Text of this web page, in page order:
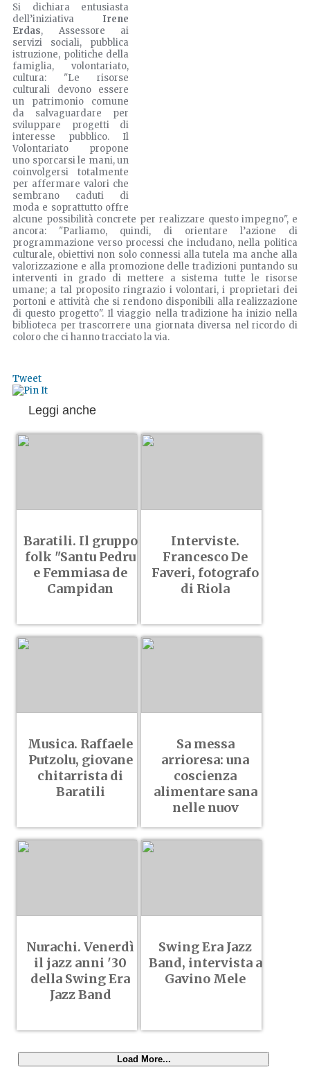
Si dichiara entusiasta
dell’iniziativa Irene
Erdas, Assessore ai
servizi sociali, pubblica
istruzione, politiche della
famiglia, volontariato,
cultura: "Le risorse
culturali devono essere
un patrimonio comune
da salvaguardare per
sviluppare progetti di
interesse pubblico. Il
Volontariato propone
uno sporcarsi le mani, un
coinvolgersi totalmente
per affermare valori che
sembrano caduti di
moda e soprattutto offre
alcune possibilità concrete per realizzare questo impegno", e
ancora: "Parliamo, quindi, di orientare l’azione di
programmazione verso processi che includano, nella politica
culturale, obiettivi non solo connessi alla tutela ma anche alla
valorizzazione e alla promozione delle tradizioni puntando su
interventi in grado di mettere a sistema tutte le risorse
umane; a tal proposito ringrazio i volontari, i proprietari dei
portoni e attività che si rendono disponibili alla realizzazione
di questo progetto". Il viaggio nella tradizione ha inizio nella
biblioteca per trascorrere una giornata diversa nel ricordo di
coloro che ci hanno tracciato la via.
Tweet
Leggi anche
Baratili. Il gruppo
folk "Santu Pedru
e Femmiasa de
Campidan
Interviste.
Francesco De
Faveri, fotografo
di Riola
Musica. Raffaele
Putzolu, giovane
chitarrista di
Baratili
Sa messa
arrioresa: una
coscienza
alimentare sana
nelle nuov
Nurachi. Venerdì
il jazz anni '30
della Swing Era
Jazz Band
Swing Era Jazz
Band, intervista a
Gavino Mele
Load More...